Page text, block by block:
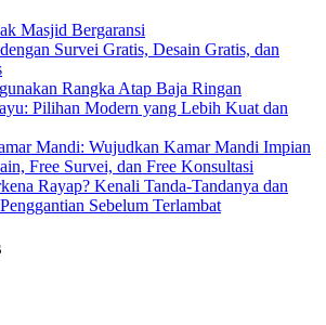
Masjid Bergaransi
Survei Gratis, Desain Gratis, dan
Rangka Atap Baja Ringan
Pilihan Modern yang Lebih Kuat dan
Mandi: Wujudkan Kamar Mandi Impian
Free Survei, dan Free Konsultasi
Rayap? Kenali Tanda-Tandanya dan
Sebelum Terlambat